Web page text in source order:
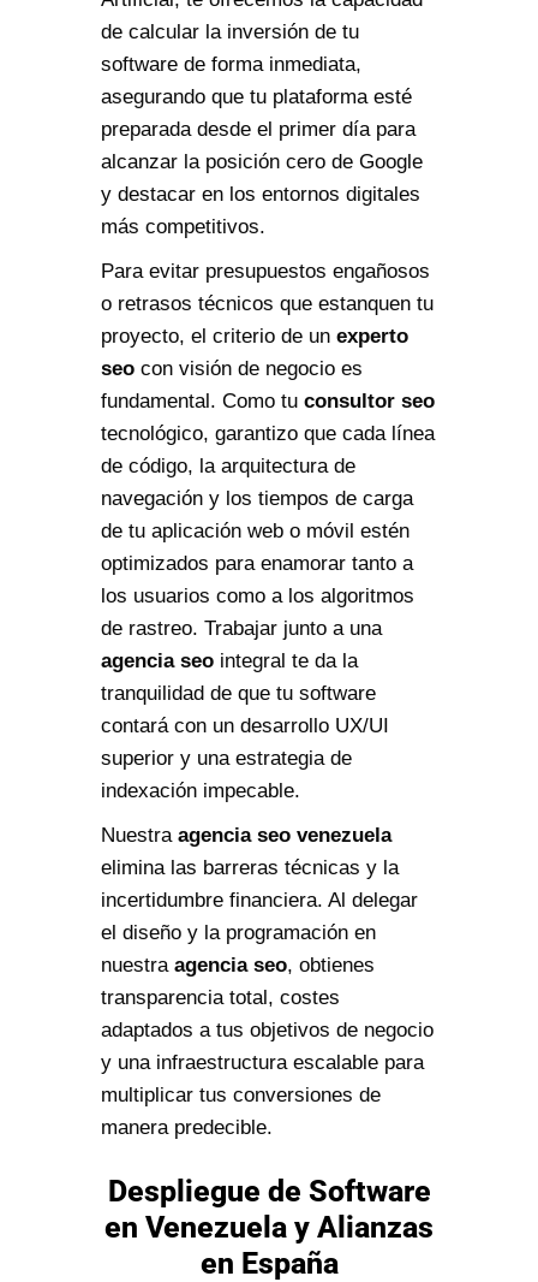
de calcular la inversión de tu
software de forma inmediata,
asegurando que tu plataforma esté
preparada desde el primer día para
alcanzar la posición cero de Google
y destacar en los entornos digitales
más competitivos.
Para evitar presupuestos engañosos
o retrasos técnicos que estanquen tu
proyecto, el criterio de un experto
seo con visión de negocio es
fundamental. Como tu consultor seo
tecnológico, garantizo que cada línea
de código, la arquitectura de
navegación y los tiempos de carga
de tu aplicación web o móvil estén
optimizados para enamorar tanto a
los usuarios como a los algoritmos
de rastreo. Trabajar junto a una
agencia seo integral te da la
tranquilidad de que tu software
contará con un desarrollo UX/UI
superior y una estrategia de
indexación impecable.
Nuestra agencia seo venezuela
elimina las barreras técnicas y la
incertidumbre financiera. Al delegar
el diseño y la programación en
nuestra agencia seo, obtienes
transparencia total, costes
adaptados a tus objetivos de negocio
y una infraestructura escalable para
multiplicar tus conversiones de
manera predecible.
Despliegue de Software
en Venezuela y Alianzas
en España